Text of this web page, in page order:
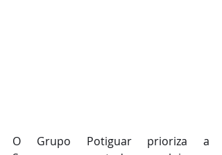
O Grupo Potiguar prioriza a